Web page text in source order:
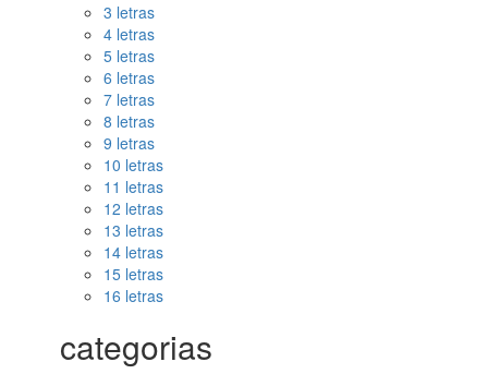
3 letras
4 letras
5 letras
6 letras
7 letras
8 letras
9 letras
10 letras
11 letras
12 letras
13 letras
14 letras
15 letras
16 letras
categorias